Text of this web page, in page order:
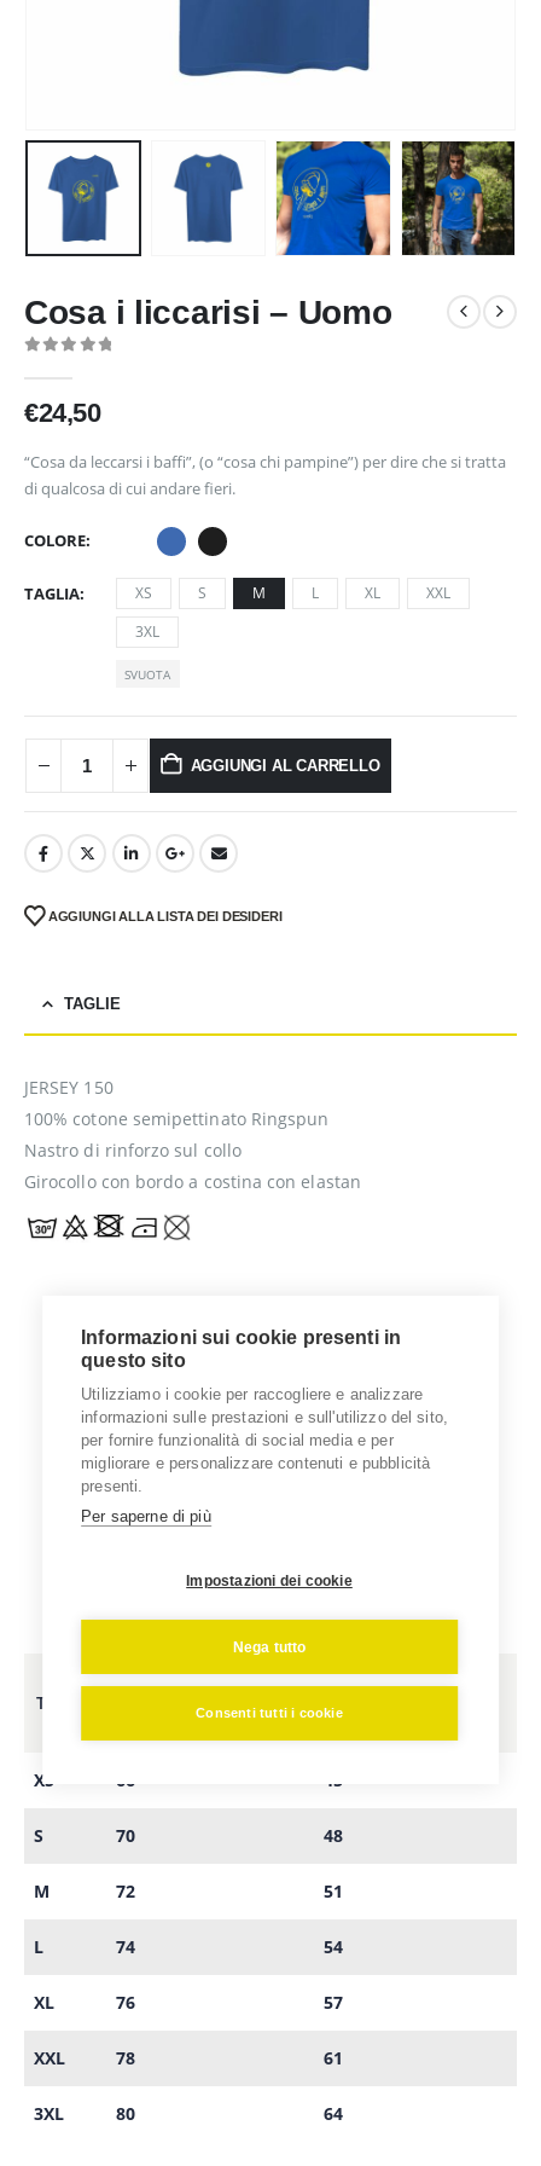
Cosa i liccarisi – Uomo
€24,50
“Cosa da leccarsi i baffi”, (o “cosa chi pampine”) per dire che si tratta
di qualcosa di cui andare fieri.
COLORE
TAGLIA XS S M L XL
XXL
3XL
SVUOTA
AGGIUNGI AL CARRELLO
AGGIUNGI ALLA LISTA DEI DESIDERI
TAGLIE
JERSEY 150
100% cotone semipettinato Ringspun
Nastro di rinforzo sul collo
Girocollo con bordo a costina con elastan
TAGLIE A - LUNGHEZZA (CM) B - LARGHEZZA (CM)
XS 66 45
S 70 48
M 72 51
L 74 54
XL 76 57
XXL 78 61
3XL 80 64
Informazioni sui cookie presenti in
questo sito
Utilizziamo i cookie per raccogliere e analizzare
informazioni sulle prestazioni e sull'utilizzo del sito,
per fornire funzionalità di social media e per
migliorare e personalizzare contenuti e pubblicità
presenti.
Per saperne di più
Impostazioni dei cookie
Nega tutto
Consenti tutti i cookie